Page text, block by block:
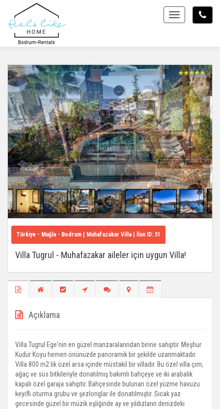
Toggle
Türkiye - Muğla - Bodrum | Muhafazakar Villa | İlan ID: 51
Villa Tugrul - Muhafazakar aileler için uygun Villa!
Açıklama
Villa Tugrul Ege'nin en güzel manzaralarından birine sahiptir. Meşhur
Kudür Koyu hemen önünüzde panoramik bir şekilde uzanmaktadır.
Villa 800 m2 lik özel arsa içinde müstakil bir villadır. Bu özel villa çim,
ağaç ve süs bitkileriyle donatılmış bakımlı bahçeye ve iki arabalık
kapalı özel garaja sahiptir. Bahçesinde bulunan özel yüzme havuzu
keyifli oturma grubu ve şezlonglar ile donatılmıştır. Sıcak yaz
gecesinde güzel bir müzik eşliğinde ay ve yıldızların denizdeki